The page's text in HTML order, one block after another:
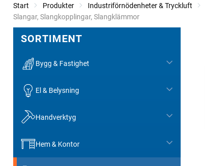
Start Produkter Industriförnödenheter & Tryckluft
Current:
Slangar, Slangkopplingar, Slangklämmor
SORTIMENT
Bygg & Fastighet
El & Belysning
Handverktyg
Hem & Kontor